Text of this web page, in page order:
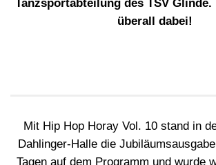
Tanzsportabteilung des TSV
überall dabei!
Mit Hip Hop Horay Vol. 10 stand in
Dahlinger-Halle die
Tagen auf dem Programm und wurde